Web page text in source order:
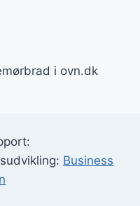
i ovn.dk
Business